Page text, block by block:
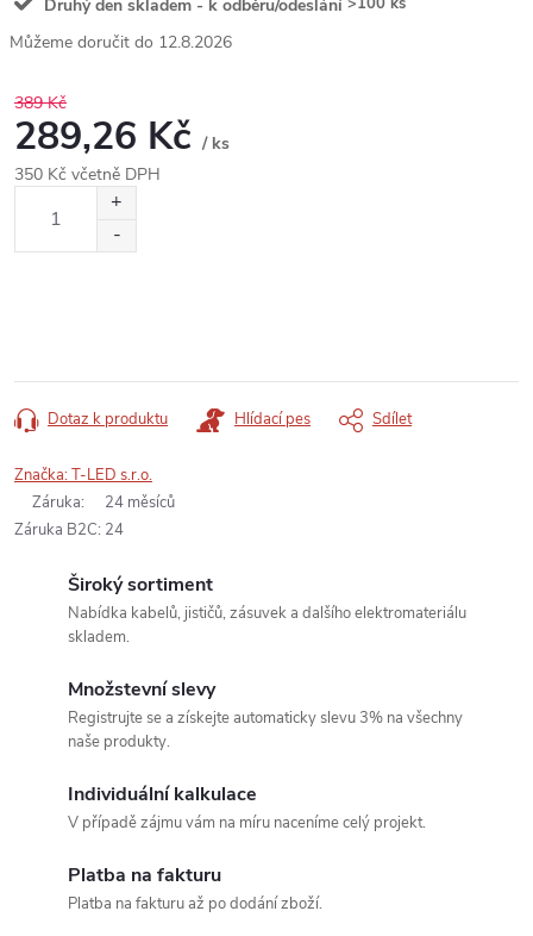
Druhý den skladem - k odběru/odeslání
12.8.2026
389 Kč
289,26 Kč / ks
350 Kč včetně DPH
Dotaz k produktu Hlídací pes Sdílet
Značka:T-LED s.r.o.
Záruka:
24 měsíců
Záruka B2C: 24
Široký sortiment
Nabídka kabelů, jističů, zásuvek a dalšího elektromateriálu
skladem.
Množstevní slevy
Registrujte se a získejte automaticky slevu 3% na všechny
naše produkty.
Individuální kalkulace
V případě zájmu vám na míru naceníme celý projekt.
Platba na fakturu
Platba na fakturu až po dodání zboží.